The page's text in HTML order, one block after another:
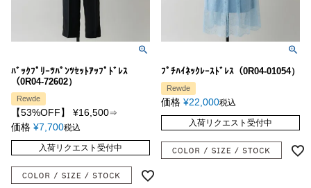
ﾊﾞｯｸﾌﾟﾘｰﾂﾊﾟﾝﾂｾｯﾄｱｯﾌﾟﾄﾞﾚｽ
（0R04-72602）
Rewde
【53%OFF】 ¥16,500⇒
価格 ¥7,700税込
入荷リクエスト受付中
ﾌﾟﾁﾊｲﾈｯｸﾚｰｽﾄﾞﾚｽ（0R04-01054）
Rewde
価格 ¥22,000税込
入荷リクエスト受付中